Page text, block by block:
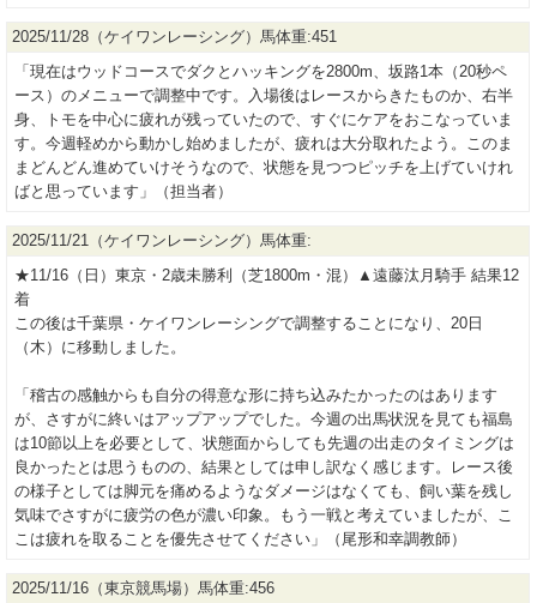
2025/11/28（ケイワンレーシング）馬体重:451
「現在はウッドコースでダクとハッキングを2800m、坂路1本（20秒ペ
ース）のメニューで調整中です。入場後はレースからきたものか、右半
身、トモを中心に疲れが残っていたので、すぐにケアをおこなっていま
す。今週軽めから動かし始めましたが、疲れは大分取れたよう。このま
まどんどん進めていけそうなので、状態を見つつピッチを上げていけれ
ばと思っています」（担当者）
2025/11/21（ケイワンレーシング）馬体重:
★11/16（日）東京・2歳未勝利（芝1800m・混）▲遠藤汰月騎手 結果12
着
この後は千葉県・ケイワンレーシングで調整することになり、20日
（木）に移動しました。
「稽古の感触からも自分の得意な形に持ち込みたかったのはあります
が、さすがに終いはアップアップでした。今週の出馬状況を見ても福島
は10節以上を必要として、状態面からしても先週の出走のタイミングは
良かったとは思うものの、結果としては申し訳なく感じます。レース後
の様子としては脚元を痛めるようなダメージはなくても、飼い葉を残し
気味でさすがに疲労の色が濃い印象。もう一戦と考えていましたが、こ
こは疲れを取ることを優先させてください」（尾形和幸調教師）
2025/11/16（東京競馬場）馬体重:456